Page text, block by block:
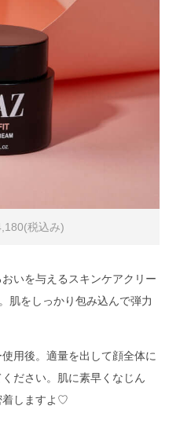
税込み)
いを与えるスキンケアクリー
肌をしっかり包み込んで弾力
用後。適量を出して顔全体に
ださい。肌に素早くなじん
着しますよ♡